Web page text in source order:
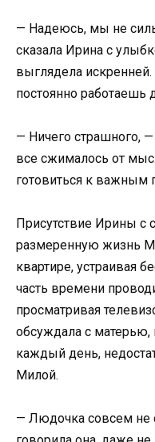
— Надеюсь, мы не
сказала Ирина с
выглядела
постоянно работаешь
— Ничего страшного,
все сжималось от
готовиться к важным
Присутствие Ирины с
размеренную жизнь
квартире, устраивая
часть времени
просматривая
обсуждала с матерью,
каждый день,
Милой.
— Людочка совсем не